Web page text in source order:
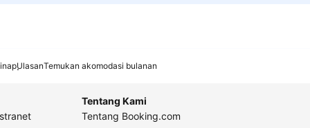
UlasanTemukan akomodasi bulanan
Tentang Kami
Tentang Booking.com